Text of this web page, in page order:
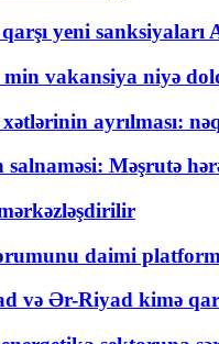
yeni
vakansiya niyə
ayrılması:
salnaməsi: Məşrutə
daimi
və Ər-Riyad kimə